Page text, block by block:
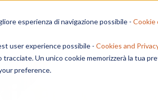
esperienza di navigazione possibile - Cookie
user experience possibile - Cookies and
Un unico cookie memorizzerà la tua
preference.
full immersion residenziali